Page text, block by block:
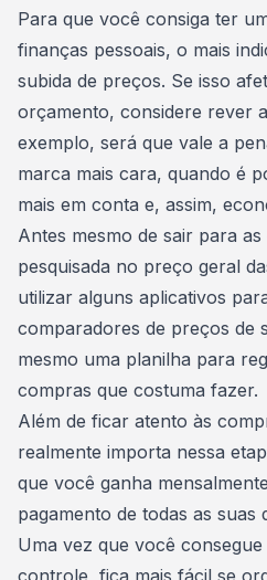
Para que você consiga ter
finanças pessoais, o mais
subida de preços. Se isso
orçamento, considere rever
exemplo, será que vale a
marca mais cara, quando é
mais em conta e, assim,
Antes mesmo de sair para
pesquisada no preço geral
utilizar alguns aplicativos
comparadores de preços de
mesmo uma planilha para
compras que costuma fazer.
Além de ficar atento às
realmente importa nessa
que você ganha
pagamento de todas as suas
Uma vez que você
controle, fica mais fácil se